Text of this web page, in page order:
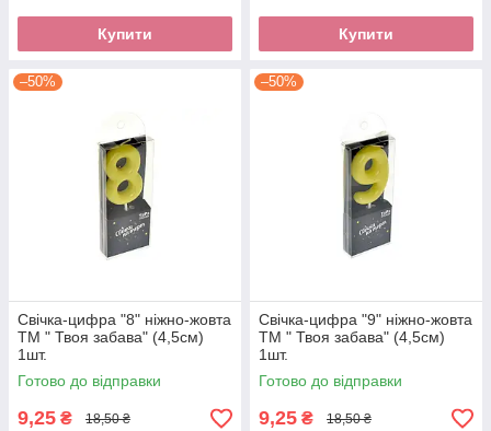
Купити Купити
–50%
Свічка-цифра "8" ніжно-жовта
ТМ " Твоя забава" (4,5см)
1шт.
Готово до відправки
9,25 ₴ 18,50 ₴
–50%
Свічка-цифра "9" ніжно-жовта
ТМ " Твоя забава" (4,5см)
1шт.
Готово до відправки
9,25 ₴ 18,50 ₴